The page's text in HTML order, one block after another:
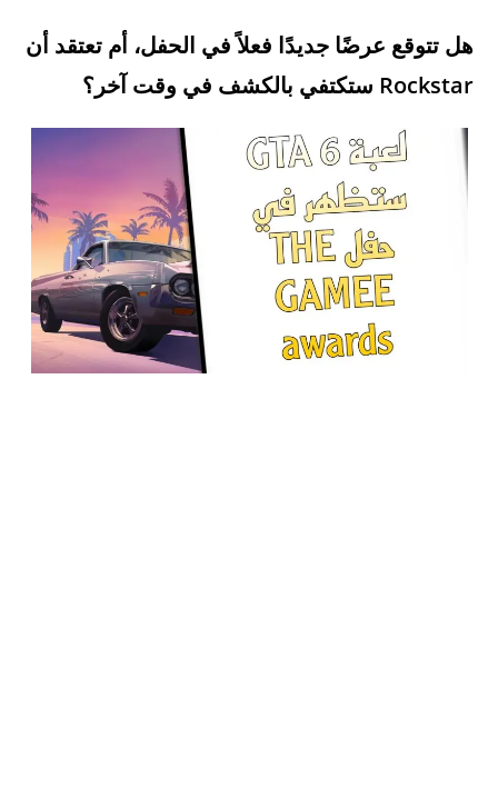
هل تتوقع عرضًا جديدًا فعلاً في الحفل، أم تعتقد أن
Rockstar ستكتفي بالكشف في وقت آخر؟